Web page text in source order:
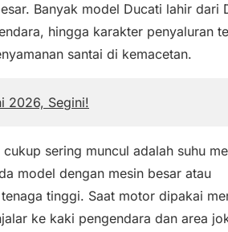
Banyak model Ducati lahir dari
hingga karakter penyaluran
santai di kemacetan.
2026, Segini!
sering muncul adalah suhu
model dengan mesin besar atau
tinggi. Saat motor dipakai
ke kaki pengendara dan area